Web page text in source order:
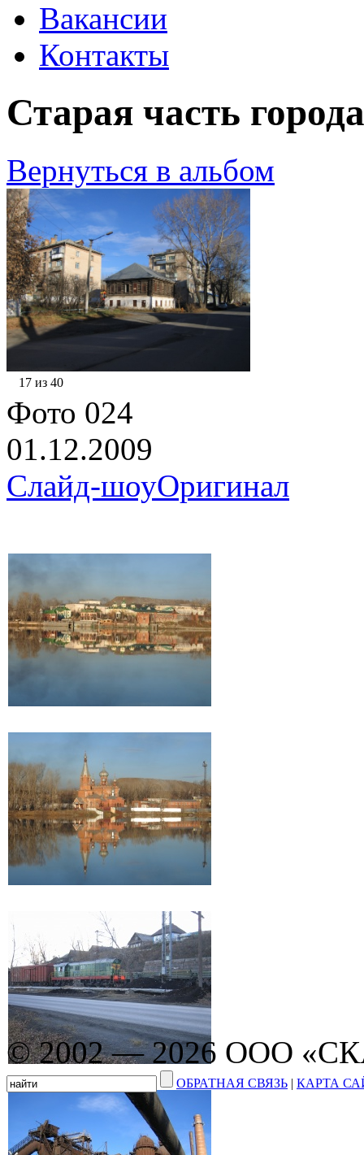
Вакансии
Контакты
Старая часть
Вернуться в альбом
17 из 40
Фото 024
01.12.2009
Слайд-шоуОригинал
© 2002 — 2026 ООО
ОБРАТНАЯ СВЯЗЬ | КАРТА